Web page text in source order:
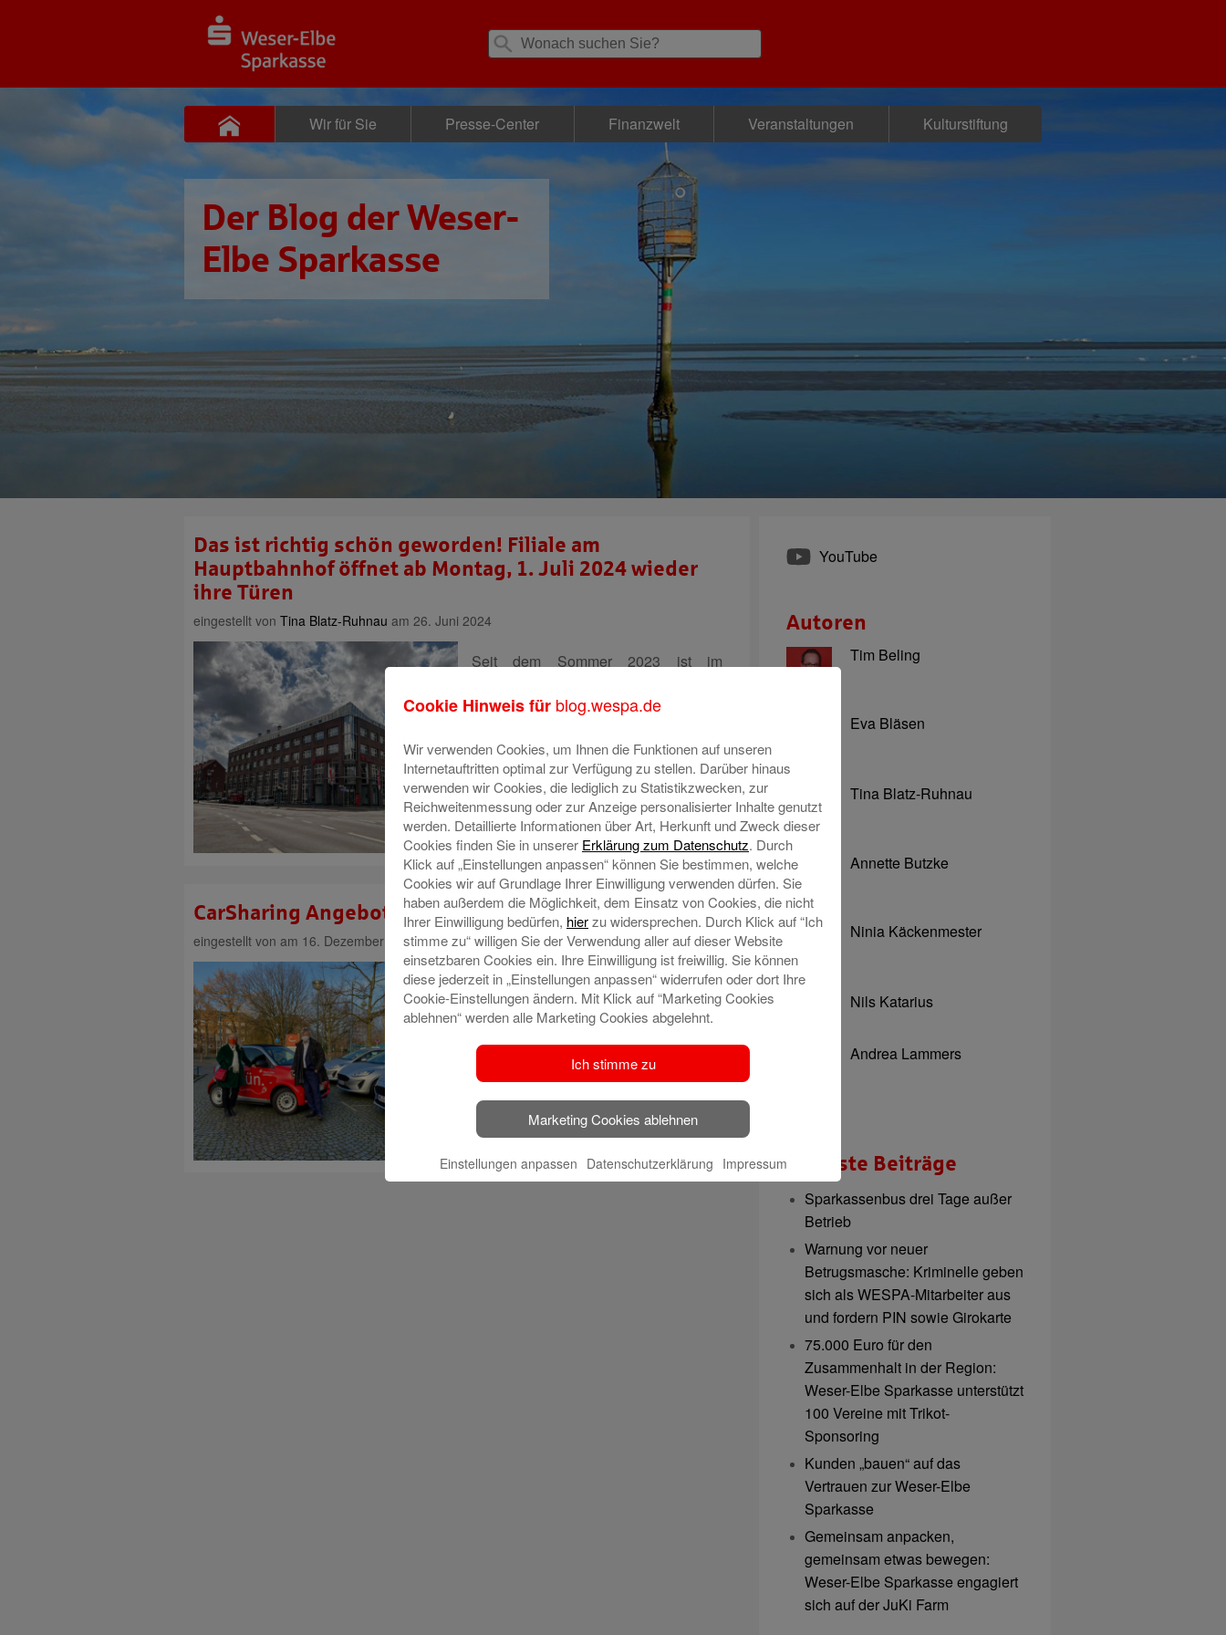
Wir für Sie Presse-Center Finanzwelt Veranstaltungen Kulturstiftung
Der Blog der Weser-
Elbe Sparkasse
Das ist richtig schön geworden! Filiale am
Hauptbahnhof öffnet ab Montag, 1. Juli 2024 wieder
ihre Türen
eingestellt von Tina Blatz-Ruhnau am 26. Juni 2024
Seit dem Sommer 2023 ist im
Hauptbahnhof kein Stein mehr auf
Umbau- und Modernisierungsarbeiten
abgeschlossen. „Wir freuen uns riesig
über das tolle Ergebnis!“ so die
Filialleiterin Iris Willumeit undMehr
lesen
CarSharing Angebot in Bremerhaven wird erweitert
eingestellt von am 16. Dezember 2020
Bremerhaven, 16.12.2020: Heute wird
das Angebot des Bremer CarSharing-
Anbieters cambio an der Station am
zusätzlichen Kleinwagen reagiert der
Anbieter auf die steigende Nachfrage
nach geteilten Autos in Bremerhaven.
In den vergangenen 24 Monaten ist
die AnzahlMehr lesen
YouTube
Autoren
Tim Beling
Eva Bläsen
Tina Blatz-Ruhnau
Annette Butzke
Ninia Käckenmester
Nils Katarius
Andrea Lammers
Neueste Beiträge
Sparkassenbus drei Tage außer
Betrieb
Warnung vor neuer
Betrugsmasche: Kriminelle geben
sich als WESPA-Mitarbeiter aus
und fordern PIN sowie Girokarte
75.000 Euro für den
Zusammenhalt in der Region:
Weser-Elbe Sparkasse unterstützt
100 Vereine mit Trikot-
Sponsoring
Kunden „bauen“ auf das
Vertrauen zur Weser-Elbe
Sparkasse
Gemeinsam anpacken,
gemeinsam etwas bewegen:
Weser-Elbe Sparkasse engagiert
sich auf der JuKi Farm
Cookie Hinweis für blog.wespa.de
Wir verwenden Cookies, um Ihnen die Funktionen auf unseren
Internetauftritten optimal zur Verfügung zu stellen. Darüber hinaus
verwenden wir Cookies, die lediglich zu Statistikzwecken, zur
Reichweitenmessung oder zur Anzeige personalisierter Inhalte genutzt
werden. Detaillierte Informationen über Art, Herkunft und Zweck dieser
Cookies finden Sie in unserer Erklärung zum Datenschutz. Durch
Klick auf „Einstellungen anpassen“ können Sie bestimmen, welche
Cookies wir auf Grundlage Ihrer Einwilligung verwenden dürfen. Sie
haben außerdem die Möglichkeit, dem Einsatz von Cookies, die nicht
Ihrer Einwilligung bedürfen, hierzu widersprechen. Durch Klick auf “Ich
stimme zu“ willigen Sie der Verwendung aller auf dieser Website
einsetzbaren Cookies ein. Ihre Einwilligung ist freiwillig. Sie können
diese jederzeit in „Einstellungen anpassen“ widerrufen oder dort Ihre
Cookie-Einstellungen ändern. Mit Klick auf “Marketing Cookies
ablehnen“ werden alle Marketing Cookies abgelehnt.
Ich stimme zu
Marketing Cookies ablehnen
Einstellungen anpassen Datenschutzerklärung Impressum